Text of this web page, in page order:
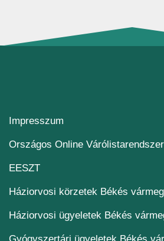
Impresszum
Országos Online Várólistarendszer
EESZT(új ablakban nyílik meg)
Háziorvosi körzetek Békés
Háziorvosi ügyeletek Békés